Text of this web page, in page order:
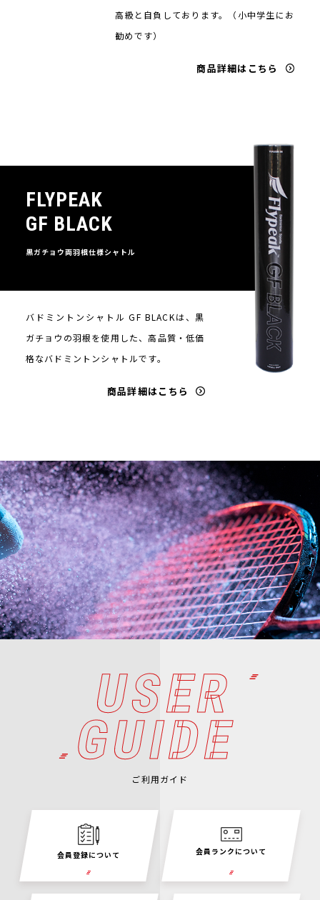
高級と自負しております。（小中学生にお
勧めです）
商品詳細はこちら
FLYPEAK
GF BLACK
黒ガチョウ両羽根仕様シャトル
バドミントンシャトル GF BLACKは、黒
ガチョウの羽根を使用した、高品質・低価
格なバドミントンシャトルです。
商品詳細はこちら
USER
GUIDE
ご利用ガイド
会員登録について 会員ランクについて